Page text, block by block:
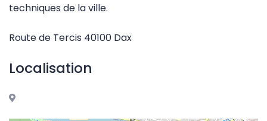
techniques de la ville.
Route de Tercis 40100 Dax
Localisation